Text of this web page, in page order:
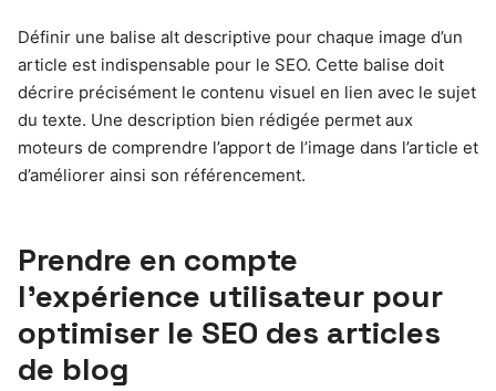
Définir une balise alt descriptive pour chaque image d’un
article est indispensable pour le SEO. Cette balise doit
décrire précisément le contenu visuel en lien avec le sujet
du texte. Une description bien rédigée permet aux
moteurs de comprendre l’apport de l’image dans l’article et
d’améliorer ainsi son référencement.
Prendre en compte
l’expérience utilisateur pour
optimiser le SEO des articles
de blog